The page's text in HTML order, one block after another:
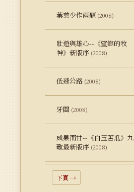
葉慈少作兩題 (2008)
壯遊與雄心--《望鄉的牧
神》新版序 (2008)
低速公路 (2008)
牙關 (2008)
成果而甘--《白玉苦瓜》九
歌最新版序 (2008)
下頁 →